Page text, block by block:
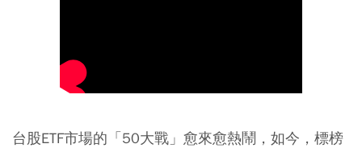
台股ETF市場的「50大戰」愈來愈熱鬧，如今，標榜